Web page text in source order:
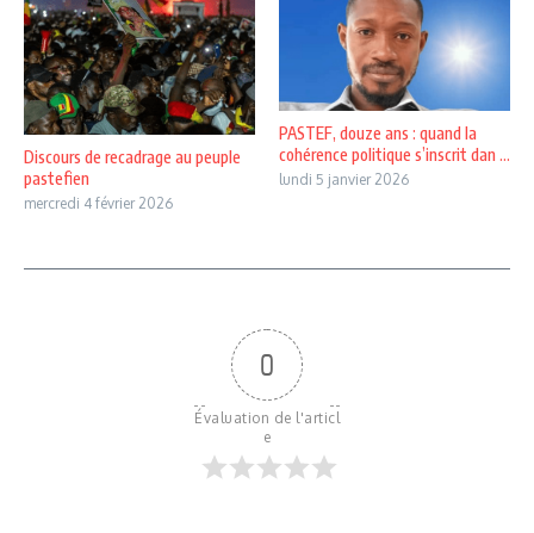
Discours de recadrage au peuple
pastefien
mercredi 4 février 2026
PASTEF, douze ans : quand la
cohérence politique s’inscrit dan ...
lundi 5 janvier 2026
0
Évaluation de l'articl
e